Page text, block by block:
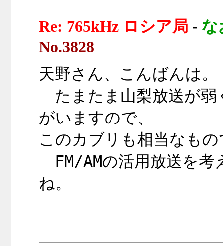
Re: 765kHz ロシア局 - な
No.3828
天野さん、こんばんは。
たまたま山梨放送が弱
がいますので、
このカブリも相当なも
FM/AMの活用放送を考
ね。